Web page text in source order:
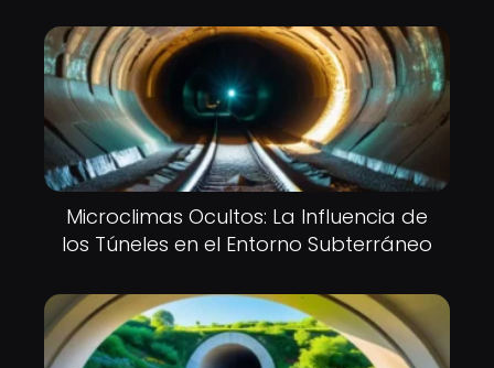
Microclimas Ocultos: La Influencia de
los Túneles en el Entorno Subterráneo